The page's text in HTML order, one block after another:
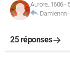
Aurore_1606-
Damiennn-
25 réponses